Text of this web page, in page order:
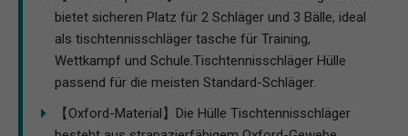
bietet sicheren Platz für 2 Schläger und 3 Bälle, ideal
als tischtennisschläger tasche für Training,
Wettkampf und Schule.Tischtennisschläger Hülle
passend für die meisten Standard-Schläger.
【Oxford-Material】Die Hülle Tischtennisschläger